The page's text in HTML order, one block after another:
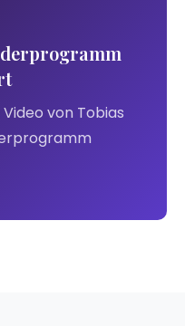
von Tobias